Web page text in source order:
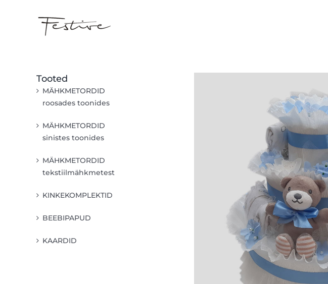
Tooted
MÄHKMETORDID
roosades toonides
MÄHKMETORDID
sinistes toonides
MÄHKMETORDID
tekstiilmähkmetest
KINKEKOMPLEKTID
BEEBIPAPUD
KAARDID